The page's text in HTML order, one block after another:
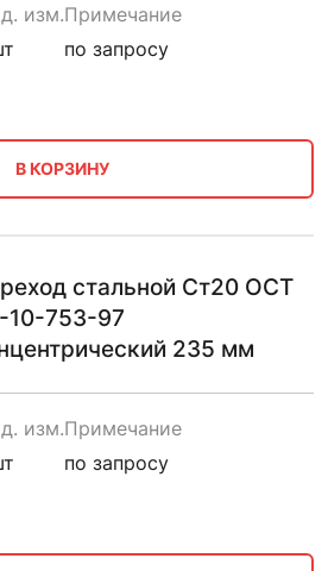
изм.Примечание
по запросу
В КОРЗИНУ
стальной Ст20 ОСТ
10-753-97
235 мм
изм.Примечание
по запросу